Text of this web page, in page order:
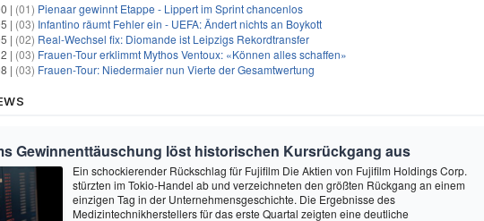
| (01) Pienaar gewinnt Etappe - Lippert im Sprint chancenlos
| (03) Infantino räumt Fehler ein - UEFA: Ändert nichts an Boykott
| (02) Real-Wechsel fix: Diomande ist Leipzigs Rekordtransfer
| (03) Frauen-Tour erklimmt Mythos Ventoux: «Können alles schaffen»
| (03) Frauen-Tour: Niedermaier nun Vierte der Gesamtwertung
Gewinnenttäuschung löst historischen Kursrückgang aus
Ein schockierender Rückschlag für Fujifilm Die Aktien von Fujifilm Holdings Corp.
stürzten im Tokio-Handel ab und verzeichneten den größten Rückgang an einem
einzigen Tag in der Unternehmensgeschichte. Die Ergebnisse des
Medizintechnikherstellers für das erste Quartal zeigten eine deutliche